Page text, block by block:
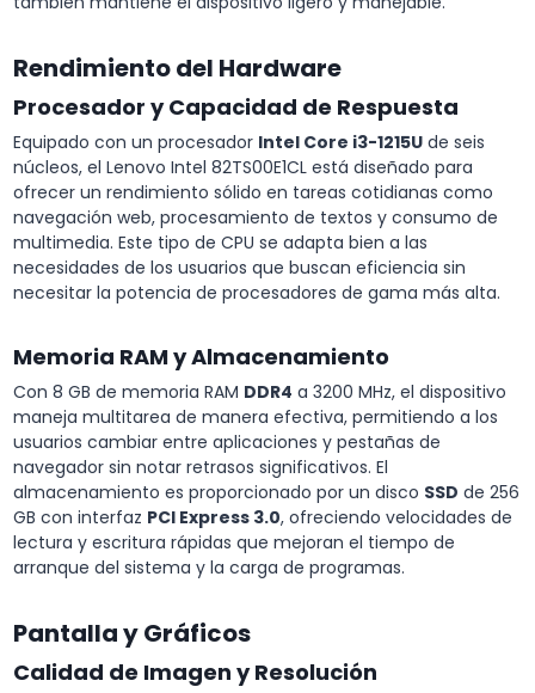
Rendimiento del Hardware
Procesador y Capacidad de Respuesta
Equipado con un procesador Intel Core i3-1215U de seis
núcleos, el Lenovo Intel 82TS00E1CL está diseñado para
ofrecer un rendimiento sólido en tareas cotidianas como
navegación web, procesamiento de textos y consumo de
multimedia. Este tipo de CPU se adapta bien a las
necesidades de los usuarios que buscan eficiencia sin
necesitar la potencia de procesadores de gama más alta.
Memoria RAM y Almacenamiento
Con 8 GB de memoria RAM DDR4 a 3200 MHz, el dispositivo
maneja multitarea de manera efectiva, permitiendo a los
usuarios cambiar entre aplicaciones y pestañas de
navegador sin notar retrasos significativos. El
almacenamiento es proporcionado por un disco SSD de 256
GB con interfaz PCI Express 3.0, ofreciendo velocidades de
lectura y escritura rápidas que mejoran el tiempo de
arranque del sistema y la carga de programas.
Pantalla y Gráficos
Calidad de Imagen y Resolución